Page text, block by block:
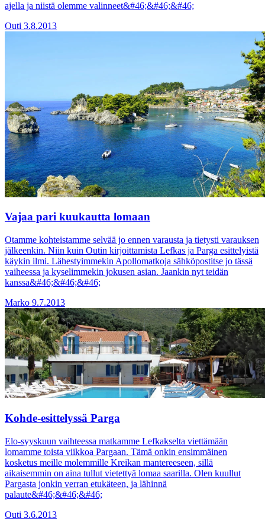
ajella ja niistä olemme valinneet&#46;&#46;&#46;
Outi 3.8.2013
Vajaa pari kuukautta lomaan
Otamme kohteistamme selvää jo ennen varausta ja tietysti varauksen
jälkeenkin. Niin kuin Outin kirjoittamista Lefkas ja Parga esittelyistä
käykin ilmi. Lähestyimmekin Apollomatkoja sähköpostitse jo tässä
vaiheessa ja kyselimmekin jokusen asian. Jaankin nyt teidän
kanssa&#46;&#46;&#46;
Marko 9.7.2013
Kohde-esittelyssä Parga
Elo-syyskuun vaihteessa matkamme Lefkakselta viettämään
lomamme toista viikkoa Pargaan. Tämä onkin ensimmäinen
kosketus meille molemmille Kreikan mantereeseen, sillä
aikaisemmin on aina tullut vietettyä lomaa saarilla. Olen kuullut
Pargasta jonkin verran etukäteen, ja lähinnä
palaute&#46;&#46;&#46;
Outi 3.6.2013